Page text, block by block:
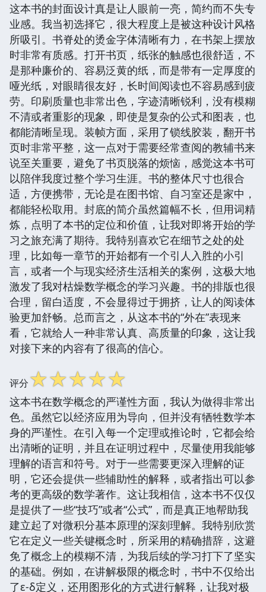
这本书的封面设计真是让人眼前一亮，简约而不失专
业感。我当初选择它，很大程度上是被这种设计风格
所吸引。书脊处的烫金字体清晰有力，在书架上摆放
时非常有质感。打开书页，纸张的触感也很舒适，不
是那种廉价的、容易泛黄的纸，而是带有一定厚度的
哑光纸，对眼睛很友好，长时间阅读也不容易感到疲
劳。印刷质量也非常出色，字迹清晰锐利，没有模糊
不清或者重影的现象，即使是复杂的公式和图表，也
都能清晰呈现。装帧方面，采用了锁线胶装，翻开书
页时非常平整，这一点对于需要经常查阅的教辅书来
说至关重要，避免了书页脱落的烦恼，感觉这本书可
以陪伴我度过整个学习生涯。书的整体尺寸也很合
适，方便携带，无论是在图书馆、自习室还是家中，
都能轻松取用。封底的简介虽然篇幅不长，但用词精
炼，点明了本书的定位和价值，让我对即将开始的学
习之旅充满了期待。我特别喜欢它在细节之处的处
理，比如每一章节的开始都有一个引人入胜的小引
言，或者一个与现实经济生活相关的案例，这极大地
激发了我对枯燥数学概念的学习兴趣。书的排版也很
合理，留白适度，不会显得过于拥挤，让人的阅读体
验更加舒畅。总而言之，从这本书的“外在”表现来
看，它就给人一种非常认真、高质量的印象，这让我
对接下来的内容有了很高的信心。
评分☆☆☆☆☆
这本书在数学概念的严谨性方面，我认为做得非常出
色。虽然它以经济应用为导向，但并没有牺牲数学本
身的严谨性。在引入每一个定理或推论时，它都会给
出清晰的证明，并且在证明过程中，尽量使用我能够
理解的语言和符号。对于一些需要更深入理解的证
明，它还会提供一些辅助性的解释，或者指出可以参
考的更高级的数学著作。这让我相信，这本书不仅仅
是提供了一些“技巧”或者“公式”，而是真正地帮助我
建立起了对微积分基本原理的深刻理解。我特别欣赏
它在定义一些关键概念时，所采用的精确措辞，这避
免了概念上的模糊不清，为我后续的学习打下了坚实
的基础。例如，在讲解极限的概念时，书中不仅给出
了ε-δ定义，还用图形化的方式进行解释，让我对极